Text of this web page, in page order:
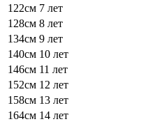
122см 7 лет
128см 8 лет
134см 9 лет
140см 10 лет
146см 11 лет
152см 12 лет
158см 13 лет
164см 14 лет